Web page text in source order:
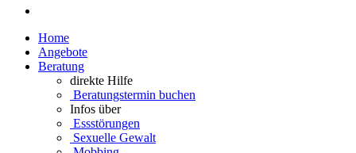
Home
Angebote
Beratung
direkte Hilfe
Beratungstermin buchen
Infos über
Essstörungen
Sexuelle Gewalt